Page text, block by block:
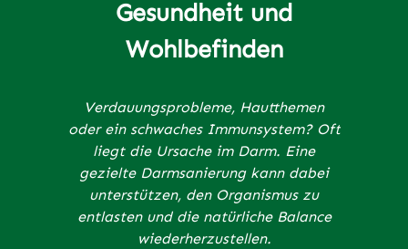
Gesundheit und
Wohlbefinden
Verdauungsprobleme, Hautthemen
oder ein schwaches Immunsystem? Oft
liegt die Ursache im Darm. Eine
gezielte Darmsanierung kann dabei
unterstützen, den Organismus zu
entlasten und die natürliche Balance
wiederherzustellen.